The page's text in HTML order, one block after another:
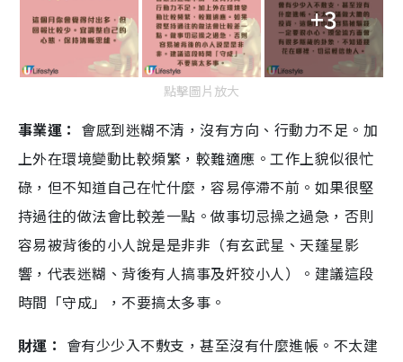
+3
點擊圖片放大
事業運： 會感到迷糊不清，沒有方向、行動力不足。加
上外在環境變動比較頻繁，較難適應。工作上貌似很忙
碌，但不知道自己在忙什麼，容易停滯不前。如果很堅
持過往的做法會比較差一點。做事切忌操之過急，否則
容易被背後的小人說是是非非（有玄武星、天蓬星影
響，代表迷糊、背後有人搞事及奸狡小人）。建議這段
時間「守成」，不要搞太多事。
財運： 會有少少入不敷支，甚至沒有什麼進帳。不太建